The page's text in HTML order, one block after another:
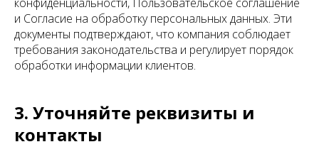
и Согласие на обработку персональных данных. Эти
документы подтверждают, что компания соблюдает
требования законодательства и регулирует порядок
обработки информации клиентов.
3. Уточняйте реквизиты и
контакты